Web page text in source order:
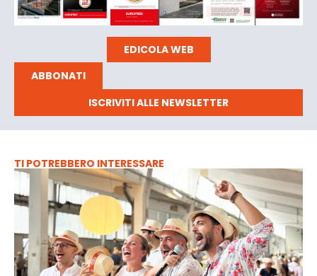
EDICOLA WEB
ABBONATI
ISCRIVITI ALLE NEWSLETTER
TI POTREBBERO INTERESSARE